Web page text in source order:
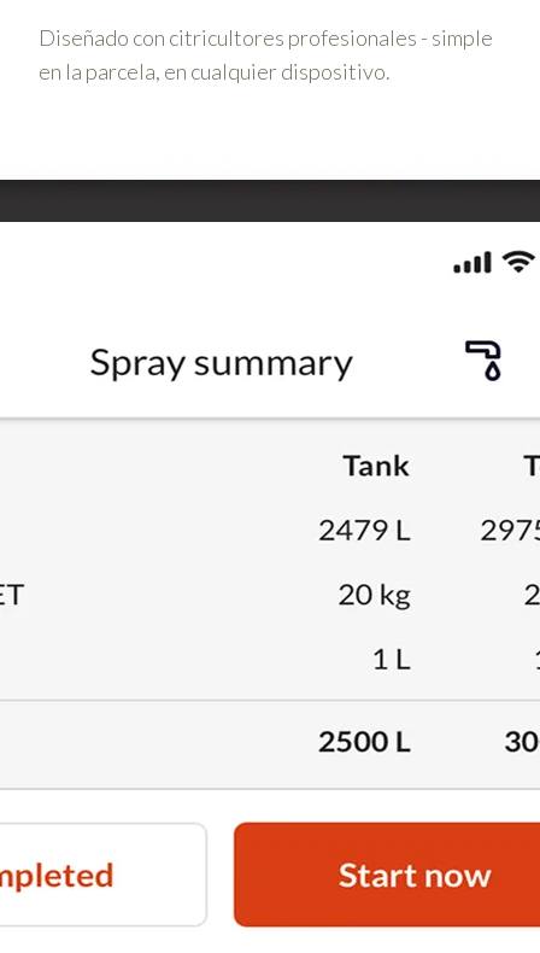
Diseñado con citricultores profesionales - simple
en la parcela, en cualquier dispositivo.